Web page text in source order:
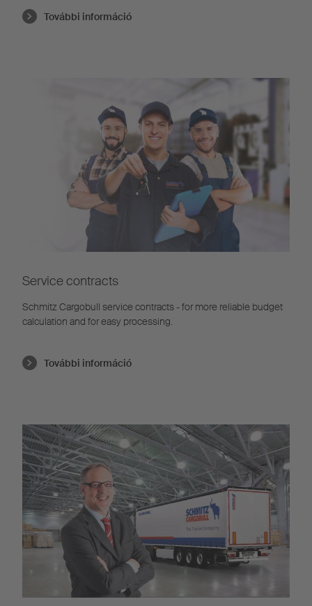
További információ
Service contracts
Schmitz Cargobull service contracts - for more reliable budget
calculation and for easy processing.
További információ